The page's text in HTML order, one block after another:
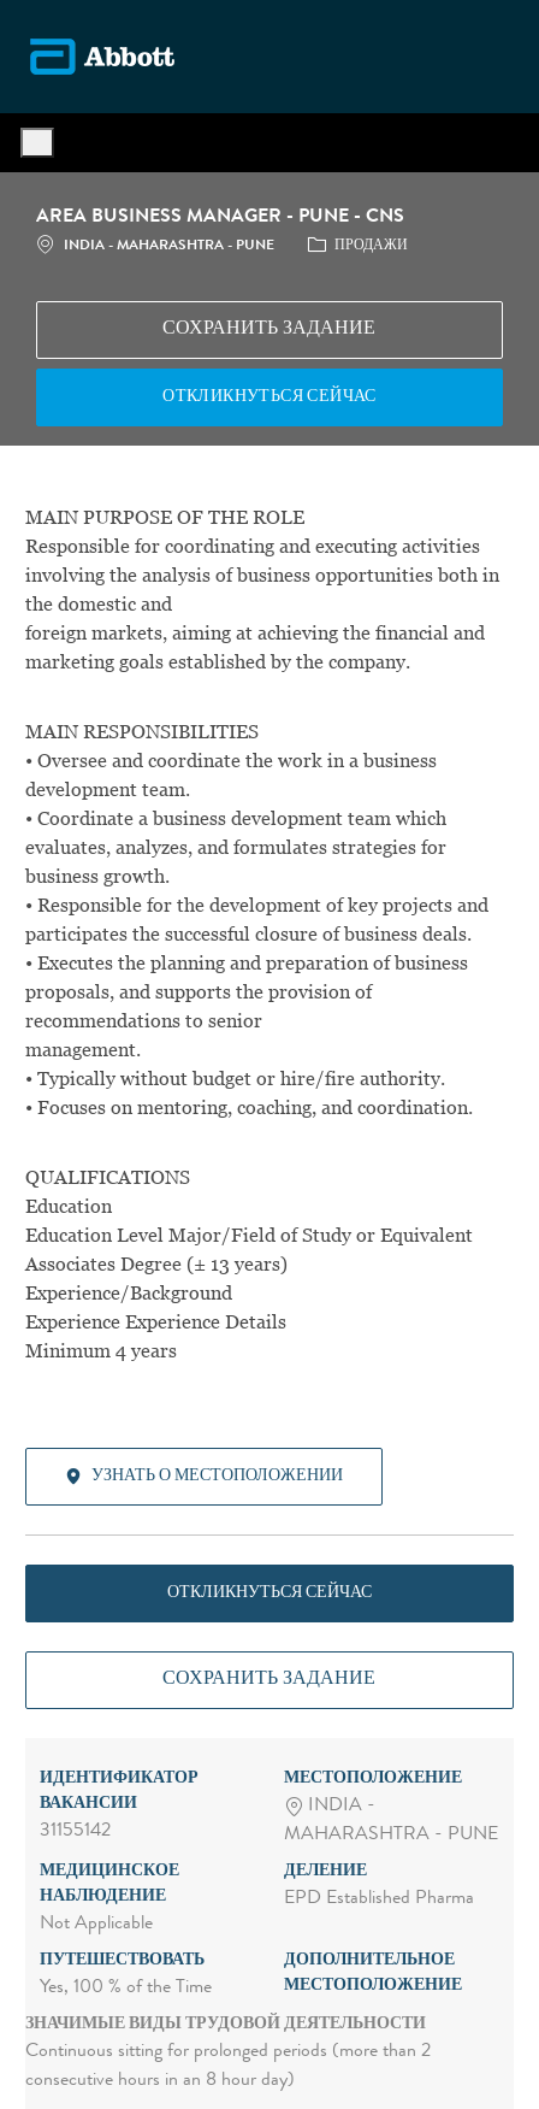
AREA BUSINESS MANAGER - PUNE - CNS
МЕСТОПОЛОЖЕНИЕ
INDIA - MAHARASHTRA - PUNE КАТЕГОРИЯ
ПРОДАЖИ
СОХРАНИТЬ ЗАДАНИЕ
ОТКЛИКНУТЬСЯ СЕЙЧАС
MAIN PURPOSE OF THE ROLE
Responsible for coordinating and executing activities
involving the analysis of business opportunities both in
the domestic and
foreign markets, aiming at achieving the financial and
marketing goals established by the company.
MAIN RESPONSIBILITIES
• Oversee and coordinate the work in a business
development team.
• Coordinate a business development team which
evaluates, analyzes, and formulates strategies for
business growth.
• Responsible for the development of key projects and
participates the successful closure of business deals.
• Executes the planning and preparation of business
proposals, and supports the provision of
recommendations to senior
management.
• Typically without budget or hire/fire authority.
• Focuses on mentoring, coaching, and coordination.
QUALIFICATIONS
Education
Education Level Major/Field of Study or Equivalent
Associates Degree (± 13 years)
Experience/Background
Experience Experience Details
Minimum 4 years
УЗНАТЬ О МЕСТОПОЛОЖЕНИИ
ОТКЛИКНУТЬСЯ СЕЙЧАС
СОХРАНИТЬ ЗАДАНИЕ
ИДЕНТИФИКАТОР
ВАКАНСИИ
31155142
МЕСТОПОЛОЖЕНИЕ
INDIA -
MAHARASHTRA - PUNE
МЕДИЦИНСКОЕ
НАБЛЮДЕНИЕ
Not Applicable
ДЕЛЕНИЕ
EPD Established Pharma
ПУТЕШЕСТВОВАТЬ
Yes, 100 % of the Time
ДОПОЛНИТЕЛЬНОЕ
МЕСТОПОЛОЖЕНИЕ
ЗНАЧИМЫЕ ВИДЫ ТРУДОВОЙ ДЕЯТЕЛЬНОСТИ
Continuous sitting for prolonged periods (more than 2
consecutive hours in an 8 hour day)